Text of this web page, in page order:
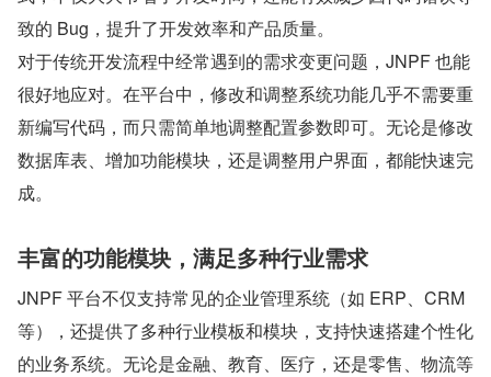
致的 Bug，提升了开发效率和产品质量。
对于传统开发流程中经常遇到的需求变更问题，JNPF 也能
很好地应对。在平台中，修改和调整系统功能几乎不需要重
新编写代码，而只需简单地调整配置参数即可。无论是修改
数据库表、增加功能模块，还是调整用户界面，都能快速完
成。
丰富的功能模块，满足多种行业需求
JNPF 平台不仅支持常见的企业管理系统（如 ERP、CRM
等），还提供了多种行业模板和模块，支持快速搭建个性化
的业务系统。无论是金融、教育、医疗，还是零售、物流等